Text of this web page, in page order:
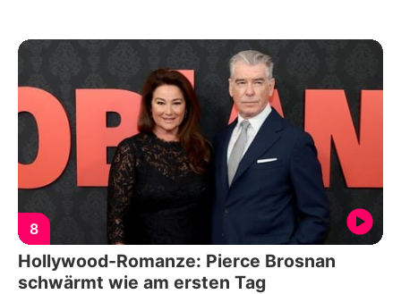
8
Hollywood-Romanze: Pierce Brosnan
schwärmt wie am ersten Tag